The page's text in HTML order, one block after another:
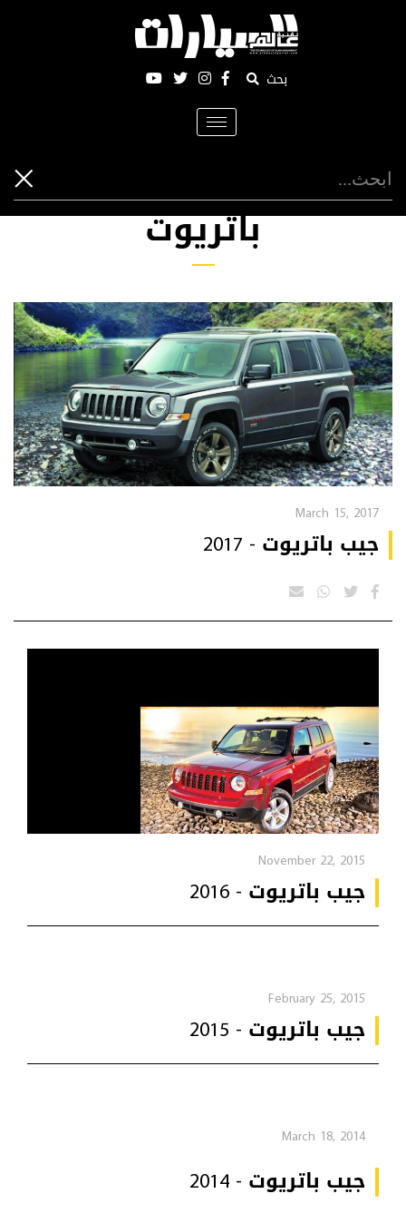
بحث
Toggle
navigation
باتريوت
March 15, 2017
جيب باتريوت - 2017
November 22, 2015
جيب باتريوت - 2016
February 25, 2015
جيب باتريوت - 2015
March 18, 2014
جيب باتريوت - 2014